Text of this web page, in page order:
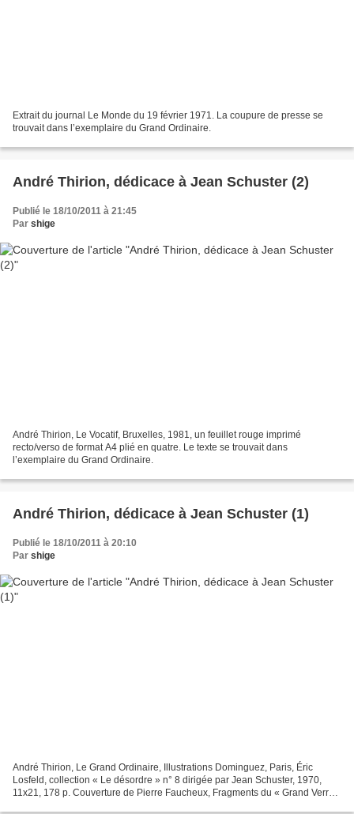
Extrait du journal Le Monde du 19 février 1971. La coupure de presse se
trouvait dans l’exemplaire du Grand Ordinaire.
André Thirion, dédicace à Jean Schuster (2)
Publié le 18/10/2011 à 21:45
Par shige
André Thirion, Le Vocatif, Bruxelles, 1981, un feuillet rouge imprimé
recto/verso de format A4 plié en quatre. Le texte se trouvait dans
l’exemplaire du Grand Ordinaire.
André Thirion, dédicace à Jean Schuster (1)
Publié le 18/10/2011 à 20:10
Par shige
André Thirion, Le Grand Ordinaire, Illustrations Dominguez, Paris, Éric
Losfeld, collection « Le désordre » n° 8 dirigée par Jean Schuster, 1970,
11x21, 178 p. Couverture de Pierre Faucheux, Fragments du « Grand Verre